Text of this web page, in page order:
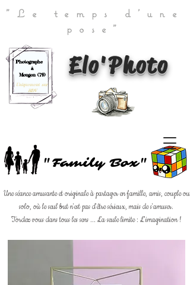
Elo'Photo
Photographe
à
Mougon (79)
Uniquement sur
RDV
"Le temps d'une
pose"
"Family Box"
Une séance amusante et originale à partager en famille, amis, couple ou
solo, où le seul but n'est pas d'être sérieux, mais de s'amuser.
Tordez vous dans tous les sens ... La seule limite : L'imagination !